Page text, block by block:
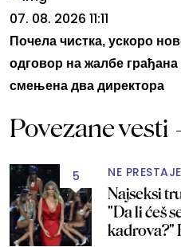
07. 08. 2026 11:11
Почела чистка, ускоро
одговор на жалбе
смењена два директора
Povezane vesti
5 NE PRESTAJE
Najseksi
"Da li ćeš
kadrova?"